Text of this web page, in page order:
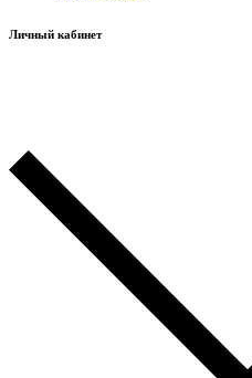
Личный кабинет